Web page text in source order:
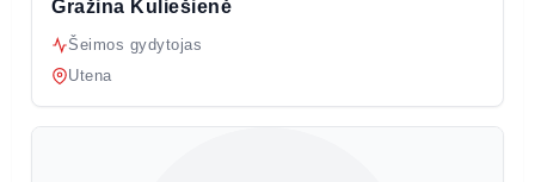
Gražina Kuliešienė
Šeimos gydytojas
Utena